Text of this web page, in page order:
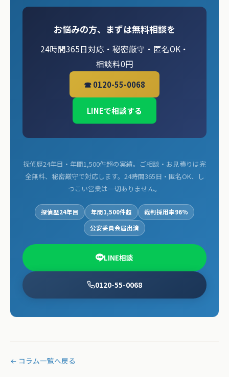
お悩みの方、まずは無料相談を
24時間365日対応・秘密厳守・匿名OK・
相談料0円
☎ 0120-55-0068
LINEで相談する
探偵歴24年目・年間1,500件超の実績。ご相談・お見積りは完
全無料、秘密厳守で対応します。24時間365日・匿名OK、し
つこい営業は一切ありません。
探偵歴24年目 年間1,500件超
裁判採用率96%
公安委員会届出済
0120-55-0068
LINE相談
← コラム一覧へ戻る